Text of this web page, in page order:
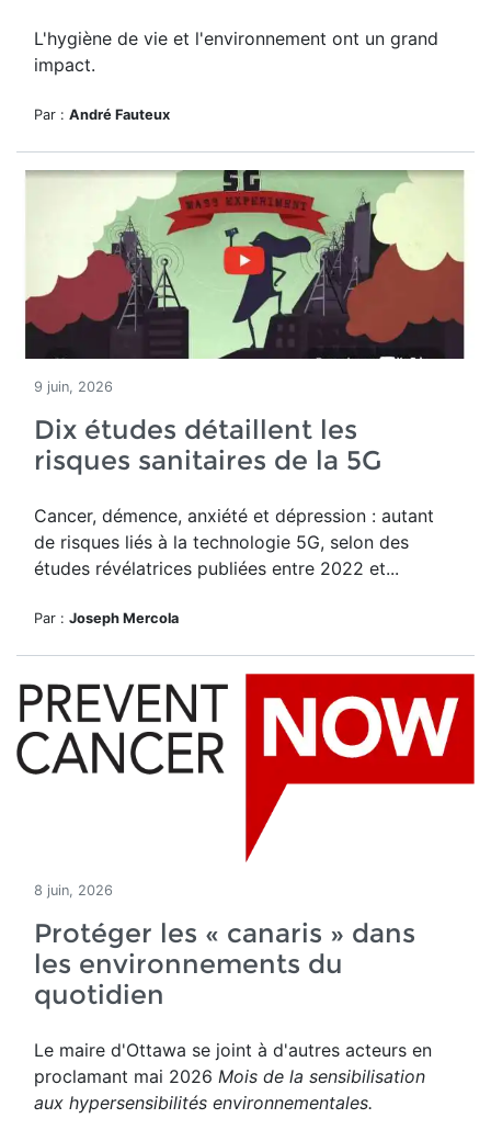
L'hygiène de vie et l'environnement ont un grand
impact.
Par : André Fauteux
9 juin, 2026
Dix études détaillent les
risques sanitaires de la 5G
Cancer, démence, anxiété et dépression : autant
de risques liés à la technologie 5G, selon des
études révélatrices publiées entre 2022 et...
Par : Joseph Mercola
8 juin, 2026
Protéger les « canaris » dans
les environnements du
quotidien
Le maire d'Ottawa se joint à d'autres acteurs en
proclamant mai 2026 Mois de la sensibilisation
aux hypersensibilités environnementales.